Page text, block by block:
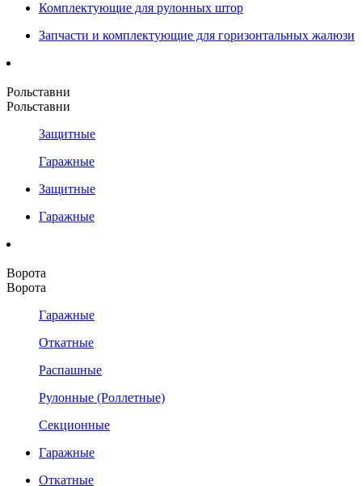
Комплектующие для рулонных штор
Запчасти и комплектующие для горизонтальных жалюзи
Рольставни
Рольставни
Защитные
Гаражные
Защитные
Гаражные
Ворота
Ворота
Гаражные
Откатные
Распашные
Рулонные (Роллетные)
Секционные
Гаражные
Откатные